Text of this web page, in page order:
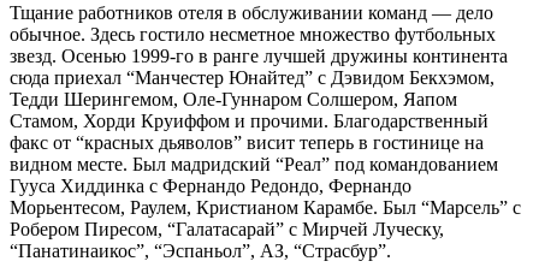
Тщание работников отеля в обслуживании команд — дело
обычное. Здесь гостило несметное множество футбольных
звезд. Осенью 1999-го в ранге лучшей дружины континента
сюда приехал “Манчестер Юнайтед” с Дэвидом Бекхэмом,
Тедди Шерингемом, Оле-Гуннаром Солшером, Яапом
Стамом, Хорди Круиффом и прочими. Благодарственный
факс от “красных дьяволов” висит теперь в гостинице на
видном месте. Был мадридский “Реал” под командованием
Гууса Хиддинка с Фернандо Редондо, Фернандо
Морьентесом, Раулем, Кристианом Карамбе. Был “Марсель” с
Робером Пиресом, “Галатасарай” с Мирчей Луческу,
“Панатинаикос”, “Эспаньол”, АЗ, “Страсбур”.